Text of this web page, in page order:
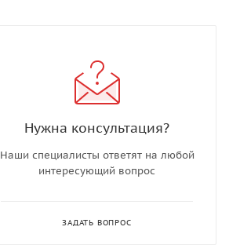
Нужна консультация?
Наши специалисты ответят на любой
интересующий вопрос
ЗАДАТЬ ВОПРОС